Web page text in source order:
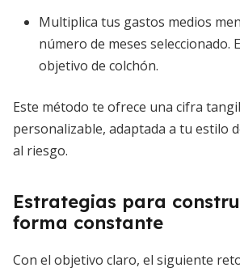
Multiplica tus gastos medios
número de meses seleccionado.
objetivo de colchón.
Este método te ofrece una cifra
personalizable, adaptada a tu estilo
al riesgo.
Estrategias para
forma constante
Con el objetivo claro, el siguiente